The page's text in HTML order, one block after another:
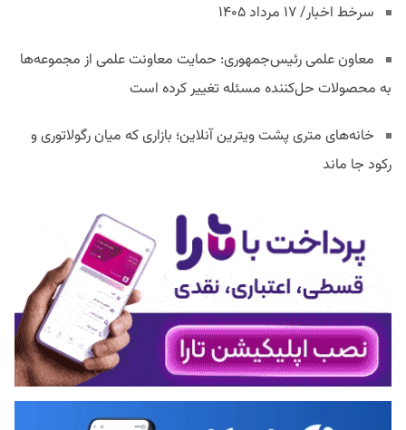
سرخط اخبار/ ۱۷ مرداد ۱۴۰۵
معاون علمی رئیس‌جمهوری: حمایت معاونت علمی از مجموعه‌ها
به محصولات حل‌کننده مسئله تغییر کرده است
خانه‌های متری پشت ویترین آنلاین؛ بازاری که میان رگولاتوری و
رکود جا ماند